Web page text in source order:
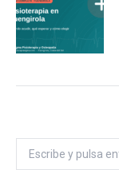
Buscar: